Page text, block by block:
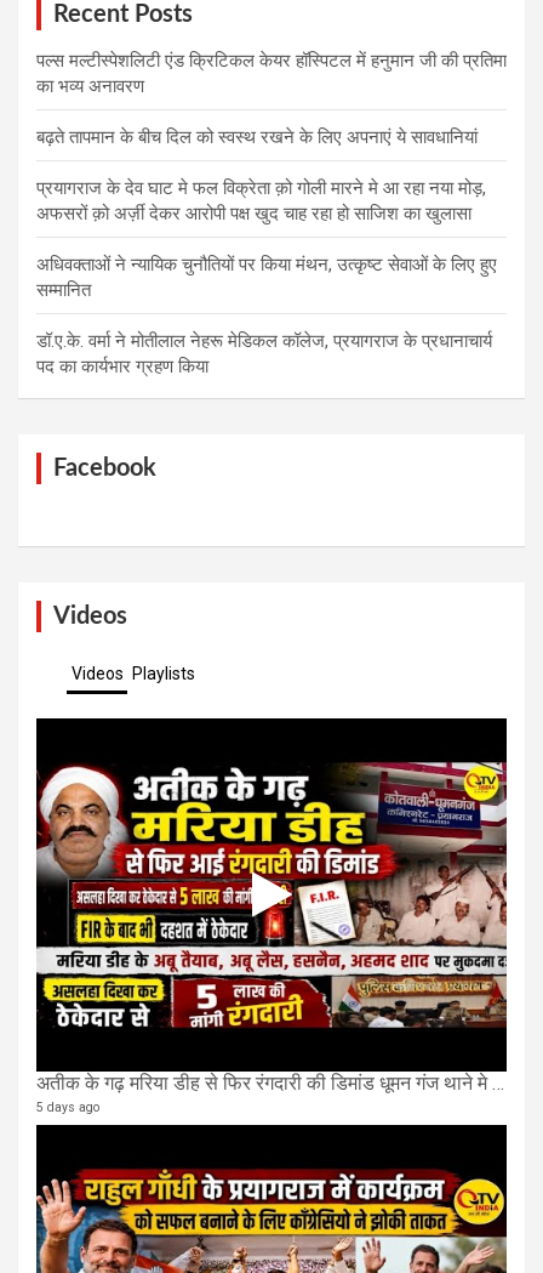
Recent Posts
पल्स मल्टीस्पेशलिटी एंड क्रिटिकल केयर हॉस्पिटल में हनुमान जी की प्रतिमा
का भव्य अनावरण
बढ़ते तापमान के बीच दिल को स्वस्थ रखने के लिए अपनाएं ये सावधानियां
प्रयागराज के देव घाट मे फल विक्रेता क़ो गोली मारने मे आ रहा नया मोड़,
अफसरों क़ो अर्ज़ी देकर आरोपी पक्ष खुद चाह रहा हो साजिश का खुलासा
अधिवक्ताओं ने न्यायिक चुनौतियों पर किया मंथन, उत्कृष्ट सेवाओं के लिए हुए
सम्मानित
डॉ.ए.के. वर्मा ने मोतीलाल नेहरू मेडिकल कॉलेज, प्रयागराज के प्रधानाचार्य
पद का कार्यभार ग्रहण किया
Facebook
Videos
Videos Playlists
अतीक के गढ़ मरिया डीह से फिर रंगदारी की डिमांड धूमन गंज थाने मे 4 के खिलाफ मुकदमा दर्ज
5 days ago